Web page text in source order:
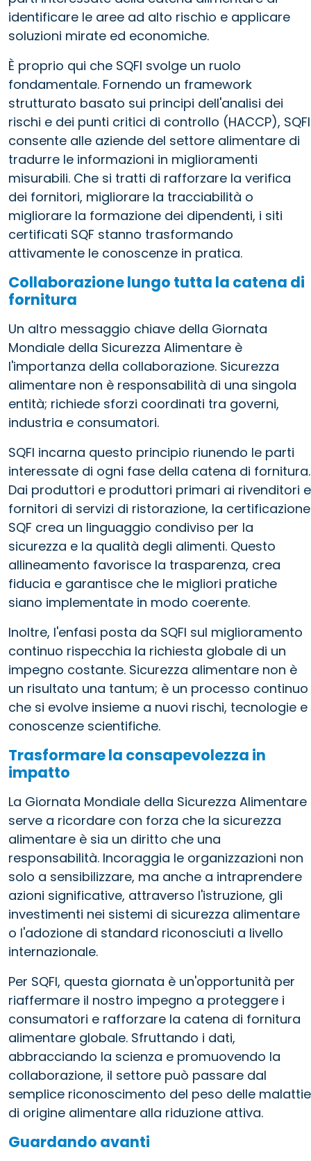
identificare le aree ad alto rischio e applicare
soluzioni mirate ed economiche.
È proprio qui che SQFI svolge un ruolo
fondamentale. Fornendo un framework
strutturato basato sui principi dell'analisi dei
rischi e dei punti critici di controllo (HACCP), SQFI
consente alle aziende del settore alimentare di
tradurre le informazioni in miglioramenti
misurabili. Che si tratti di rafforzare la verifica
dei fornitori, migliorare la tracciabilità o
migliorare la formazione dei dipendenti, i siti
certificati SQF stanno trasformando
attivamente le conoscenze in pratica.
Collaborazione lungo tutta la catena di
fornitura
Un altro messaggio chiave della Giornata
Mondiale della Sicurezza Alimentare è
l'importanza della collaborazione. Sicurezza
alimentare non è responsabilità di una singola
entità; richiede sforzi coordinati tra governi,
industria e consumatori.
SQFI incarna questo principio riunendo le parti
interessate di ogni fase della catena di fornitura.
Dai produttori e produttori primari ai rivenditori e
fornitori di servizi di ristorazione, la certificazione
SQF crea un linguaggio condiviso per la
sicurezza e la qualità degli alimenti. Questo
allineamento favorisce la trasparenza, crea
fiducia e garantisce che le migliori pratiche
siano implementate in modo coerente.
Inoltre, l'enfasi posta da SQFI sul miglioramento
continuo rispecchia la richiesta globale di un
impegno costante. Sicurezza alimentare non è
un risultato una tantum; è un processo continuo
che si evolve insieme a nuovi rischi, tecnologie e
conoscenze scientifiche.
Trasformare la consapevolezza in
impatto
La Giornata Mondiale della Sicurezza Alimentare
serve a ricordare con forza che la sicurezza
alimentare è sia un diritto che una
responsabilità. Incoraggia le organizzazioni non
solo a sensibilizzare, ma anche a intraprendere
azioni significative, attraverso l'istruzione, gli
investimenti nei sistemi di sicurezza alimentare
o l'adozione di standard riconosciuti a livello
internazionale.
Per SQFI, questa giornata è un'opportunità per
riaffermare il nostro impegno a proteggere i
consumatori e rafforzare la catena di fornitura
alimentare globale. Sfruttando i dati,
abbracciando la scienza e promuovendo la
collaborazione, il settore può passare dal
semplice riconoscimento del peso delle malattie
di origine alimentare alla riduzione attiva.
Guardando avanti